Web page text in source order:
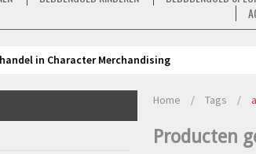
in Character Merchandising
Home / Tags /
Producten